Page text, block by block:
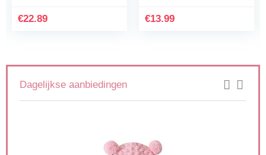
€22.89 €13.99
Dagelijkse aanbiedingen